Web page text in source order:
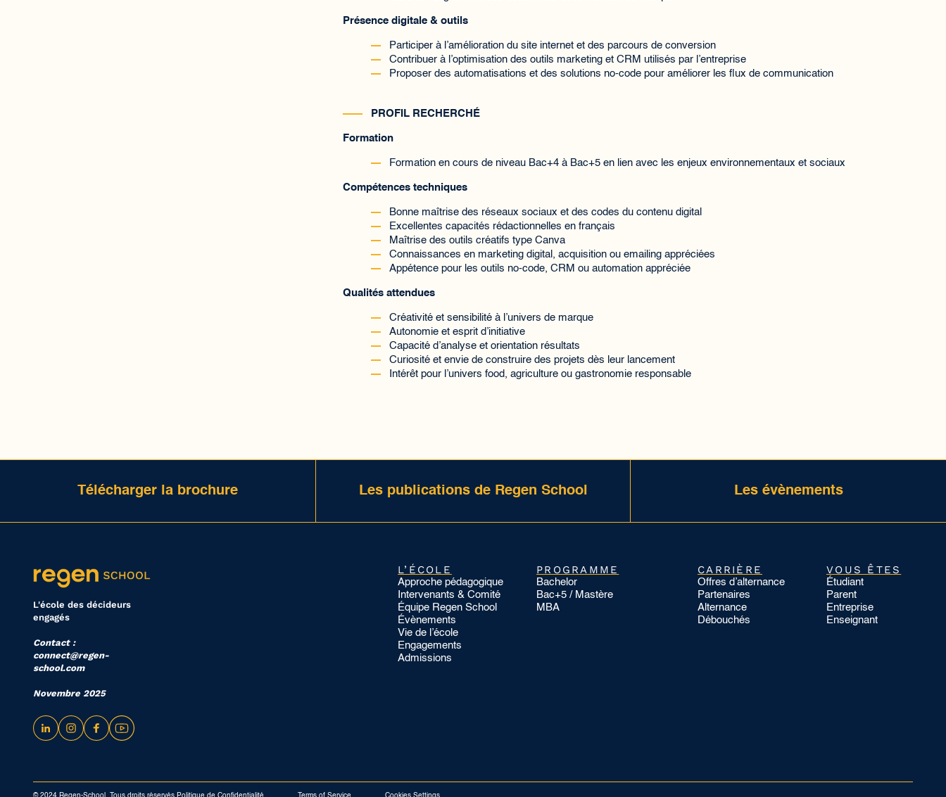
Présence digitale & outils
Participer à l’amélioration du site internet et des parcours de conversion
Contribuer à l’optimisation des outils marketing et CRM utilisés par l’entreprise
Proposer des automatisations et des solutions no-code pour améliorer les flux de communication
PROFIL RECHERCHÉ
Formation
Formation en cours de niveau Bac+4 à Bac+5 en lien avec les enjeux environnementaux et sociaux
Compétences techniques
Bonne maîtrise des réseaux sociaux et des codes du contenu digital
Excellentes capacités rédactionnelles en français
Maîtrise des outils créatifs type Canva
Connaissances en marketing digital, acquisition ou emailing appréciées
Appétence pour les outils no-code, CRM ou automation appréciée
Qualités attendues
Créativité et sensibilité à l’univers de marque
Autonomie et esprit d’initiative
Capacité d’analyse et orientation résultats
Curiosité et envie de construire des projets dès leur lancement
Intérêt pour l’univers food, agriculture ou gastronomie responsable
Télécharger la brochure Les publications de Regen School Les évènements
L'école des décideurs
engagés
Contact :
connect@regen-
school.com
Novembre 2025
L’ÉCOLE
Approche pédagogique
Intervenants & Comité
Équipe Regen School
Évènements
Vie de l’école
Engagements
Admissions
PROGRAMME
Bachelor
Bac+5 / Mastère
MBA
CARRIÈRE
Offres d’alternance
Partenaires
Alternance
Débouchés
VOUS ÊTES
Étudiant
Parent
Entreprise
Enseignant